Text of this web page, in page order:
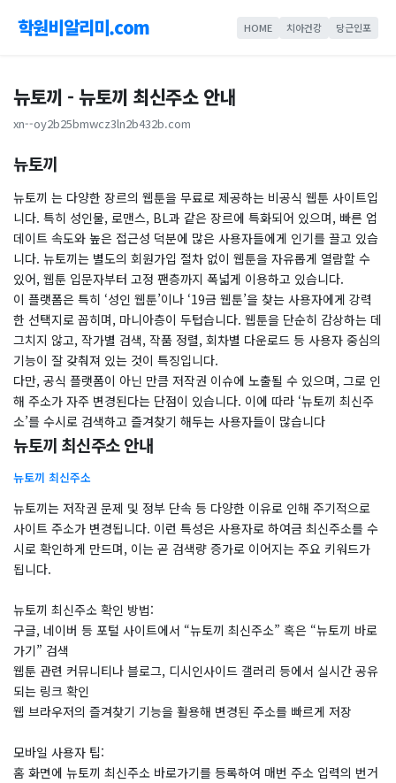
학원비알리미.com HOME 치아건강 당근인포
뉴토끼 - 뉴토끼 최신주소 안내
xn--oy2b25bmwcz3ln2b432b.com
뉴토끼
뉴토끼 는 다양한 장르의 웹툰을 무료로 제공하는 비공식 웹툰 사이트입
니다. 특히 성인물, 로맨스, BL과 같은 장르에 특화되어 있으며, 빠른 업
데이트 속도와 높은 접근성 덕분에 많은 사용자들에게 인기를 끌고 있습
니다. 뉴토끼는 별도의 회원가입 절차 없이 웹툰을 자유롭게 열람할 수
있어, 웹툰 입문자부터 고정 팬층까지 폭넓게 이용하고 있습니다.
이 플랫폼은 특히 ‘성인 웹툰’이나 ‘19금 웹툰’을 찾는 사용자에게 강력
한 선택지로 꼽히며, 마니아층이 두텁습니다. 웹툰을 단순히 감상하는 데
그치지 않고, 작가별 검색, 작품 정렬, 회차별 다운로드 등 사용자 중심의
기능이 잘 갖춰져 있는 것이 특징입니다.
다만, 공식 플랫폼이 아닌 만큼 저작권 이슈에 노출될 수 있으며, 그로 인
해 주소가 자주 변경된다는 단점이 있습니다. 이에 따라 ‘뉴토끼 최신주
소’를 수시로 검색하고 즐겨찾기 해두는 사용자들이 많습니다
뉴토끼 최신주소 안내
뉴토끼 최신주소
뉴토끼는 저작권 문제 및 정부 단속 등 다양한 이유로 인해 주기적으로
사이트 주소가 변경됩니다. 이런 특성은 사용자로 하여금 최신주소를 수
시로 확인하게 만드며, 이는 곧 검색량 증가로 이어지는 주요 키워드가
됩니다.
뉴토끼 최신주소 확인 방법:
구글, 네이버 등 포털 사이트에서 “뉴토끼 최신주소” 혹은 “뉴토끼 바로
가기” 검색
웹툰 관련 커뮤니티나 블로그, 디시인사이드 갤러리 등에서 실시간 공유
되는 링크 확인
웹 브라우저의 즐겨찾기 기능을 활용해 변경된 주소를 빠르게 저장
모바일 사용자 팁:
홈 화면에 뉴토끼 최신주소 바로가기를 등록하여 매번 주소 입력의 번거